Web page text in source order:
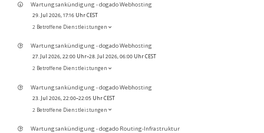
Wartungsankündigung - dogado Webhosting
29. Jul 2026, 17:16 Uhr CEST
2 Betroffene Dienstleistungen
Wartungsankündigung - dogado Webhosting
27. Jul 2026, 22:00 Uhr–28. Jul 2026, 06:00 Uhr CEST
2 Betroffene Dienstleistungen
Wartungsankündigung - dogado Webhosting
23. Jul 2026, 22:00–22:05 Uhr CEST
2 Betroffene Dienstleistungen
Wartungsankündigung - dogado Routing-Infrastruktur